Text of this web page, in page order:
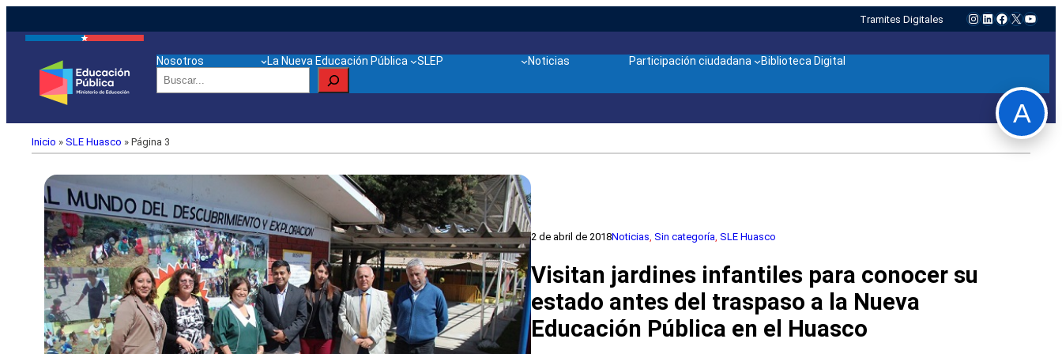
Tramites Digitales Instagram
LinkedIn
Facebook
X
Nosotros La Nueva Educación Pública SLEP Noticias Participación ciudadana
Biblioteca Digital
Buscar
Inicio » SLE Huasco » Página 3
2 de abril de 2018Noticias, Sin categoría, SLE Huasco
Visitan jardines infantiles para conocer su
estado antes del traspaso a la Nueva
Educación Pública en el Huasco
A